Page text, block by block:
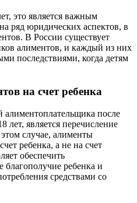
это является важным
ряд юридических аспектов, в
В России существует
алиментов, и каждый из них
последствиями, когда детям
на счет ребенка
после
лет, является перечисление
случае, алименты
ребенка, а не на счет
обеспечить
благополучие ребенка и
средствами со